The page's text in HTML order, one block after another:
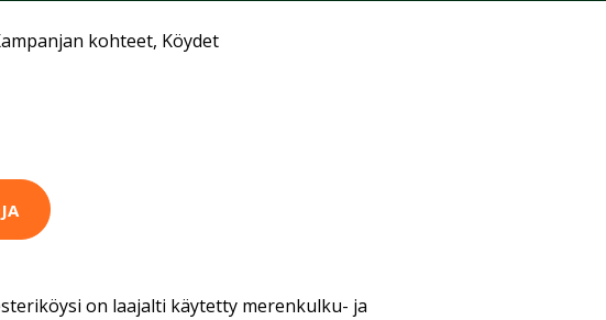
kohteet, Köydet
on laajalti käytetty merenkulku- ja